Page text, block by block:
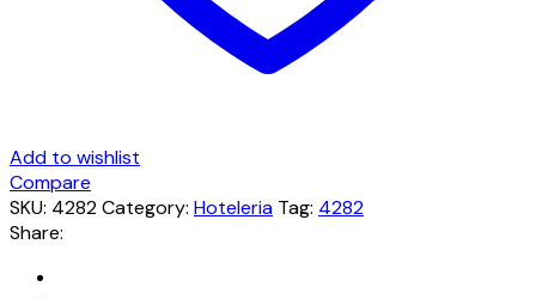
Add to wishlist
Compare
SKU: 4282Category: Hoteleria Tag: 4282
Share: